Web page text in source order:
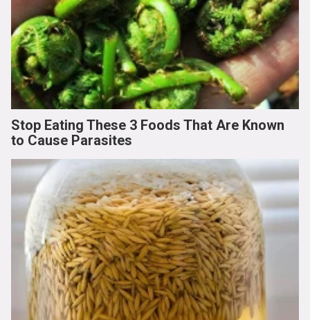
Stop Eating These 3 Foods That Are Known
to Cause Parasites